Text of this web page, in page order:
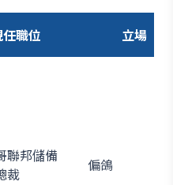
職位 立場
聯邦儲備
裁
偏鴿